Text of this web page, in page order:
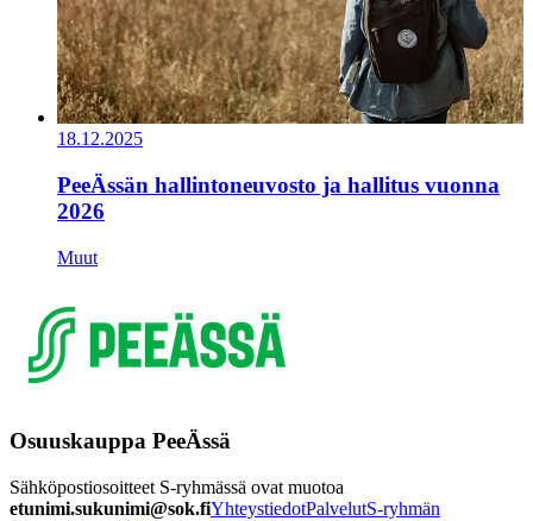
18.12.2025
PeeÄssän hallintoneuvosto ja hallitus vuonna
2026
Muut
Osuuskauppa PeeÄssä
Sähköpostiosoitteet S-ryhmässä ovat muotoa
etunimi.sukunimi@sok.fiYhteystiedotPalvelutS-ryhmän